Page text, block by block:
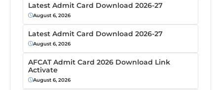
Latest Admit Card Download 2026-27
August 6, 2026
Latest Admit Card Download 2026-27
August 6, 2026
AFCAT Admit Card 2026 Download Link
Activate
August 6, 2026